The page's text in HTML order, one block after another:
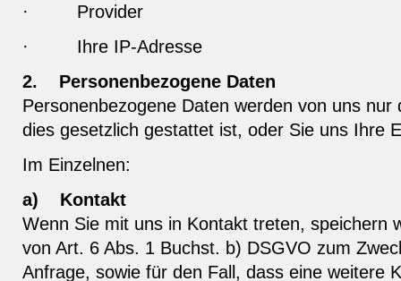
· Provider
· Ihre IP-Adresse
2. Personenbezogene Daten
Personenbezogene Daten werden von uns
dies gesetzlich gestattet ist, oder Sie uns Ihre
Im Einzelnen:
a) Kontakt
Wenn Sie mit uns in Kontakt treten, speichern
von Art. 6 Abs. 1 Buchst. b) DSGVO zum
Anfrage, sowie für den Fall, dass eine weitere